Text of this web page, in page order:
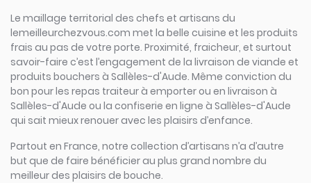
Le maillage territorial des chefs et artisans du
lemeilleurchezvous.com met la belle cuisine et les produits
frais au pas de votre porte. Proximité, fraicheur, et surtout
savoir-faire c’est l’engagement de la livraison de viande et
produits bouchers à Sallèles-d'Aude. Même conviction du
bon pour les repas traiteur à emporter ou en livraison à
Sallèles-d'Aude ou la confiserie en ligne à Sallèles-d'Aude
qui sait mieux renouer avec les plaisirs d’enfance.
Partout en France, notre collection d’artisans n’a d’autre
but que de faire bénéficier au plus grand nombre du
meilleur des plaisirs de bouche.